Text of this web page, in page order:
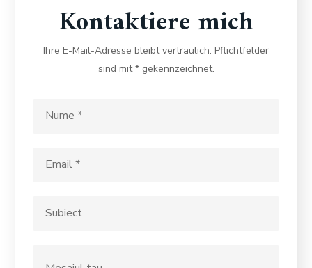
Kontaktiere mich
Ihre E-Mail-Adresse bleibt vertraulich. Pflichtfelder
sind mit * gekennzeichnet.